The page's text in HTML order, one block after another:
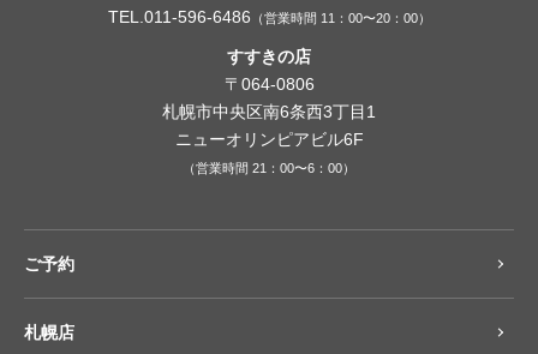
TEL.011-596-6486 （営業時間 11：00〜20：00）
すすきの店
〒064-0806
札幌市中央区南6条西3丁目1
ニューオリンピアビル6F
（営業時間 21：00〜6：00）
ご予約
札幌店